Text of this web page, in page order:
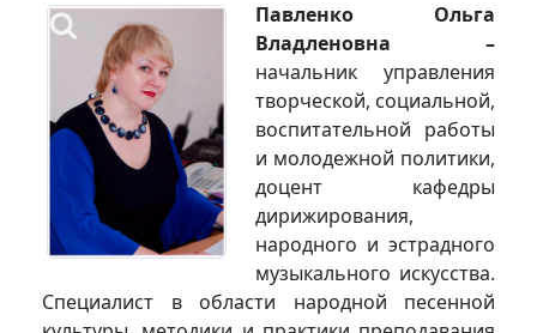
Павленко Ольга
Владленовна –
начальник управления
творческой, социальной,
воспитательной работы
и молодежной политики,
доцент кафедры
дирижирования,
народного и эстрадного
музыкального искусства.
Специалист в области народной песенной